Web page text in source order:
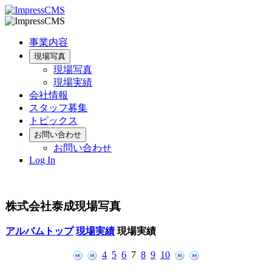
事業内容
現場写真
現場写真
現場実績
会社情報
スタッフ募集
トピックス
お問い合わせ
お問い合わせ
Log In
株式会社泰成現場写真
アルバムトップ 現場実績 現場実績
4 5 6 7 8 9 10